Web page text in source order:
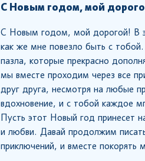
С Новым годом, мой
С Новым годом, мой дорогой! В
как же мне повезло быть с
пазла, которые прекрасно
мы вместе проходим через все
друг друга, несмотря на любые
вдохновение, и с тобой каждое
Пусть этот Новый год принесет
и любви. Давай продолжим
приключений, и вместе покорять